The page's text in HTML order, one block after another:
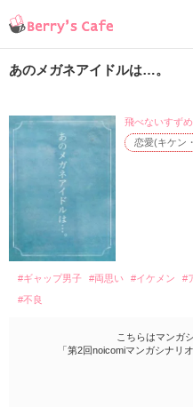
あのメガネアイドルは…。
恋愛(キケン
飛べないすずめ
#ギャップ男子 #両思い #イケメン #
#不良
こちらはマンガ
「第2回noicomiマンガシナリ